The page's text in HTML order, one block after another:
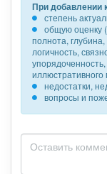
При добавлении
степень
общую оценку
полнота,
логичность,
недостатки,
вопросы и